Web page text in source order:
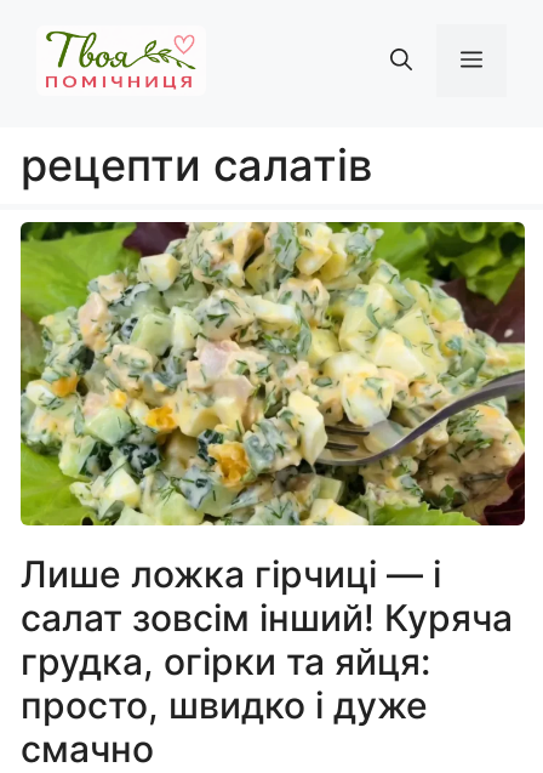
вмісту
рецепти салатів
Лише ложка гірчиці — і
салат зовсім інший! Куряча
грудка, огірки та яйця:
просто, швидко і дуже
смачно